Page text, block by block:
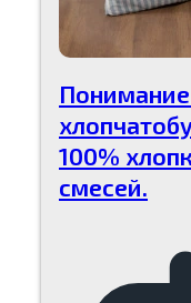
100%
смесей.